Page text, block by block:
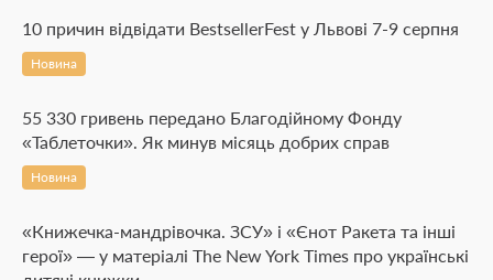
10 причин відвідати BestsellerFest у Львові 7-9 серпня
Новина
55 330 гривень передано Благодійному Фонду
«Таблеточки». Як минув місяць добрих справ
Новина
«Книжечка-мандрівочка. ЗСУ» і «Єнот Ракета та інші
герої» — у матеріалі The New York Times про українські